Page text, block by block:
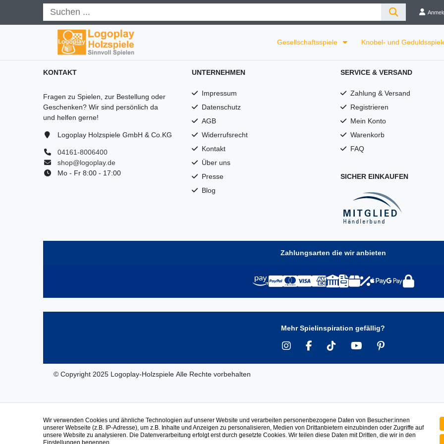
Gesellschaftsspiele Knobel- und
KONTAKT
Fragen zu Spielen, zur Bestellung oder
Geschenken? Wir sind persönlich da
und helfen gerne!
Logoplay Holzspiele GmbH & Co.KG
04161-8006400
shop@logoplay.de
Mo - Fr 8:00 - 17:00
UNTERNEHMEN
Impressum
Datenschutz
AGB
Widerrufsrecht
Kontakt
Über uns
Presse
Blog
SERVICE & VERSAND
Zahlung & Versand
Registrieren
Mein Konto
Warenkorb
FAQ
SICHER EINKAUFEN
Zahlungsarten die wir anbieten
Mehr Spielinspiration gefällig?
© Copyright 2025 Logoplay-Holzspiele Alle Rechte vorbehalten
Wir verwenden Cookies und ähnliche Technologien auf unserer Website und verarbeiten personenbezogene Daten von Besucher:innen
unserer Webseite (z.B. IP-Adresse), um z.B. Inhalte und Anzeigen zu personalisieren, Medien von Drittanbietern einzubinden oder Zugriffe auf
unsere Website zu analysieren. Die Datenverarbeitung erfolgt erst durch gesetzte Cookies. Wir teilen diese Daten mit Dritten, die wir in den
Einstellungen benennen.